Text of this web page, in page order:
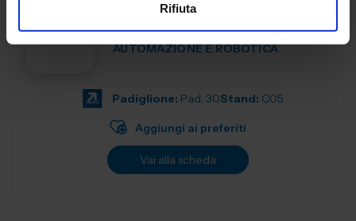
Rifiuta
ACCETTINI SRL
AUTOMAZIONE E ROBOTICA
Padiglione: Pad. 30Stand: C05
Aggiungi ai preferiti
Vai alla scheda